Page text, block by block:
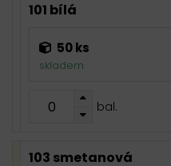
101 bílá
50 ks
skladem
bal.
103 smetanová